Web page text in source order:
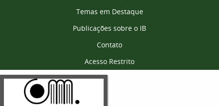
Temas em Destaque
Publicações sobre o IB
Contato
Acesso Restrito